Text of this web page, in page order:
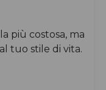
più costosa, ma
tuo stile di vita.